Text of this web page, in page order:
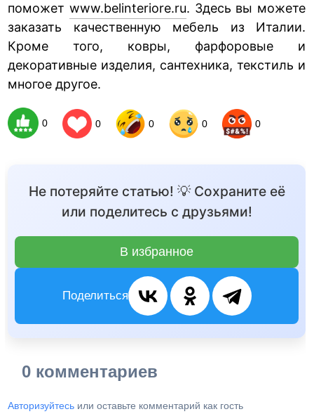
поможет www.belinteriore.ru. Здесь вы можете
заказать качественную мебель из Италии.
Кроме того, ковры, фарфоровые и
декоративные изделия, сантехника, текстиль и
многое другое.
0 0 0 0 0
Не потеряйте статью! 💡 Сохраните её
или поделитесь с друзьями!
В избранное
Поделиться
0 комментариев
Авторизуйтесь или оставьте комментарий как гость